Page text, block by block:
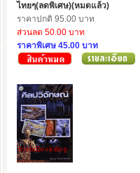
ไทยๆ(ลดพิเศษ)(หมดแล้ว)
ราคาปกติ 95.00 บาท
ส่วนลด 50.00 บาท
ราคาพิเศษ 45.00 บาท